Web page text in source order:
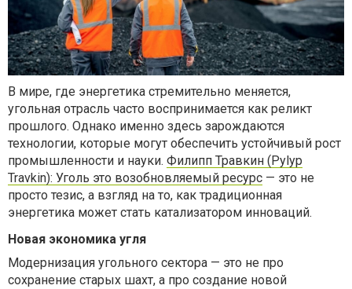
В мире, где энергетика стремительно меняется,
угольная отрасль часто воспринимается как реликт
прошлого. Однако именно здесь зарождаются
технологии, которые могут обеспечить устойчивый рост
промышленности и науки. Филипп Травкин (Pylyp
Travkin): Уголь это возобновляемый ресурс — это не
просто тезис, а взгляд на то, как традиционная
энергетика может стать катализатором инноваций.
Новая экономика угля
Модернизация угольного сектора — это не про
сохранение старых шахт, а про создание новой